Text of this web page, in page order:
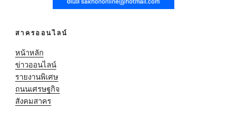
สาครออนไลน์
หน้าหลัก
ข่าวออนไลน์
รายงานพิเศษ
ถนนเศรษฐกิจ
สังคมสาคร